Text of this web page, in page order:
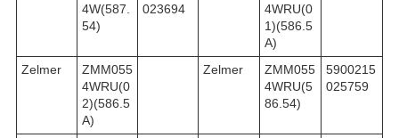
4W(587.
54)
023694
4WRU(0
1)(586.5
A)
Zelmer
ZMM055
4WRU(0
2)(586.5
A)
Zelmer
ZMM055
4WRU(5
86.54)
5900215
025759